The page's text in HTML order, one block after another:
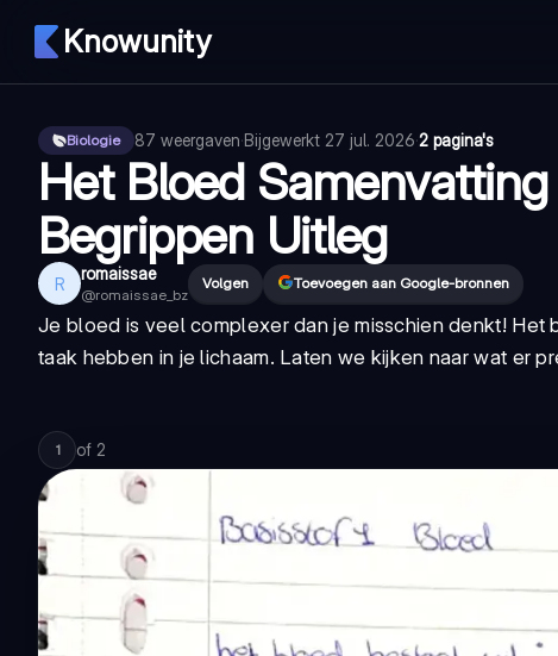
Knowunity
Biologie 87 weergaven·Bijgewerkt 27 jul. 2026·2 pagina's
Het Bloed
Begrippen Uitleg
R romaissae
@romaissae_bz
Volgen Toevoegen aan Google-bronnen
Je bloed is veel complexer dan je misschien denkt!
taak hebben in je lichaam. Laten we kijken naar wat er
1 of 2